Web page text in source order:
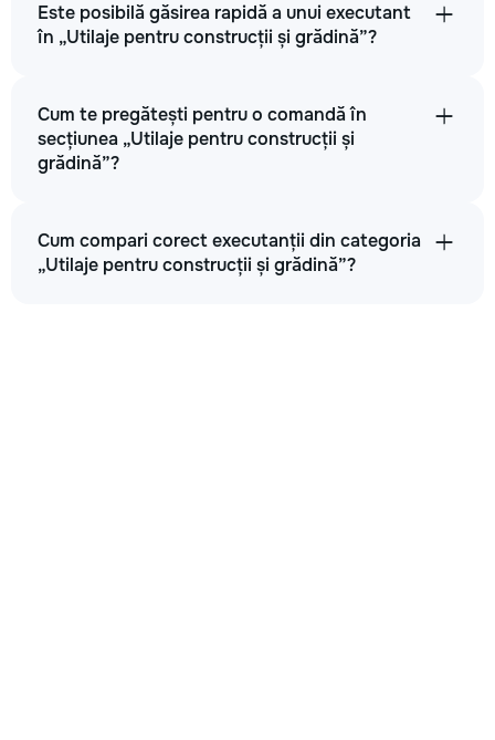
Este posibilă găsirea rapidă a unui executant
în „Utilaje pentru construcții și grădină”?
Cum te pregătești pentru o comandă în
secțiunea „Utilaje pentru construcții și
grădină”?
Cum compari corect executanții din categoria
„Utilaje pentru construcții și grădină”?